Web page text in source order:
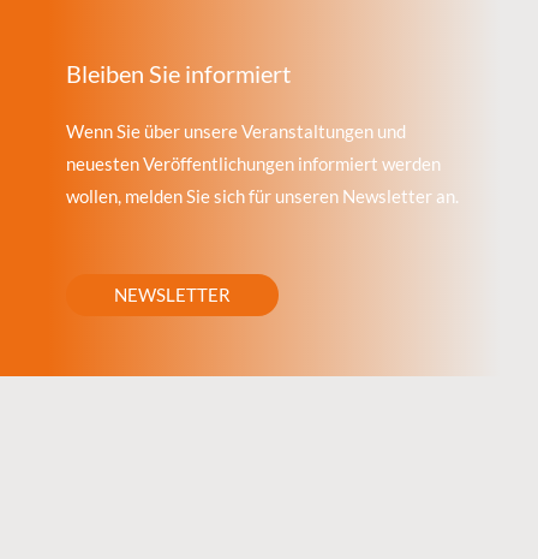
Bleiben Sie informiert
Wenn Sie über unsere Veranstaltungen und
neuesten Veröffentlichungen informiert werden
wollen, melden Sie sich für unseren Newsletter an.
NEWSLETTER